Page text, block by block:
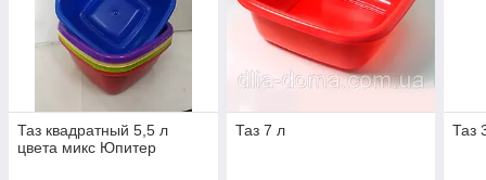
Таз квадратный 5,5 л
цвета микс Юпитер
Таз 7 л Таз